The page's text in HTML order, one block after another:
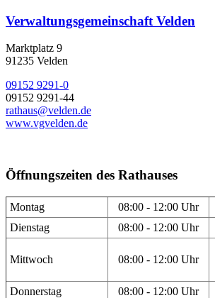
Verwaltungsgemeinschaft Velden
Marktplatz 9
91235 Velden
09152 9291-0
09152 9291-44
rathaus@velden.de
www.vgvelden.de
Öffnungszeiten des Rathauses
Montag 08:00 - 12:00 Uhr
Dienstag
08:00 - 12:00 Uhr
Mittwoch 08:00 - 12:00 Uhr
Donnerstag 08:00 - 12:00 Uhr